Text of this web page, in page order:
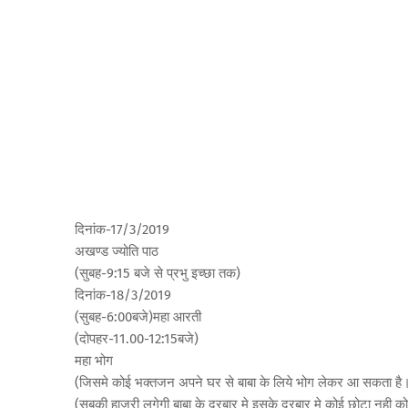
दिनांक-17/3/2019
अखण्ड ज्योति पाठ
(सुबह-9:15 बजे से प्रभु इच्छा तक)
दिनांक-18/3/2019
(सुबह-6:00बजे)महा आरती
(दोपहर-11.00-12:15बजे)
महा भोग
(जिसमे कोई भक्तजन अपने घर से बाबा के लिये भोग लेकर आ सकता है।
(सबकी हाजरी लगेगी बाबा के दरबार मे इसके दरबार मे कोई छोटा नही